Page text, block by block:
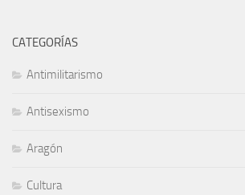
CATEGORÍAS
Antimilitarismo
Antisexismo
Aragón
Cultura